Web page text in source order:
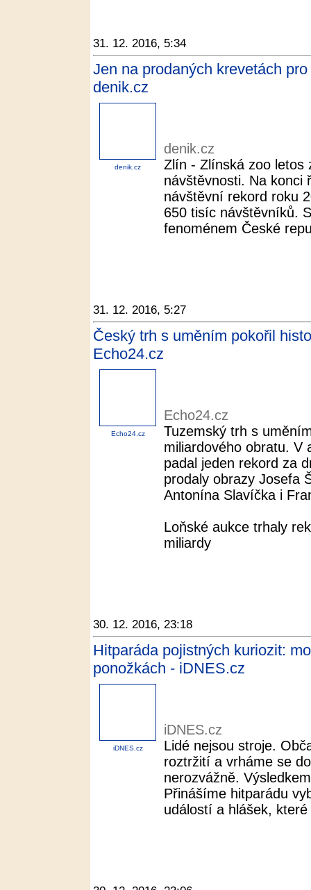
31. 12. 2016, 5:34
Jen na prodaných krevetách
denik.cz
denik.cz
denik.cz
Zlín - Zlínská zoo letos
návštěvnosti. Na konci
návštěvní rekord roku
650 tisíc návštěvníků.
fenoménem České
31. 12. 2016, 5:27
Český trh s uměním pokořil
Echo24.cz
Echo24.cz
Echo24.cz
Tuzemský trh s
miliardového obratu. V
padal jeden rekord za
prodaly obrazy Josefa
Antonína Slavíčka i
Loňské aukce trhaly
miliardy
30. 12. 2016, 23:18
Hitparáda pojistných kuriozit:
ponožkách - iDNES.cz
iDNES.cz
iDNES.cz
Lidé nejsou stroje.
roztržití a vrháme se
nerozvážně.
Přinášíme hitparádu
událostí a hlášek,